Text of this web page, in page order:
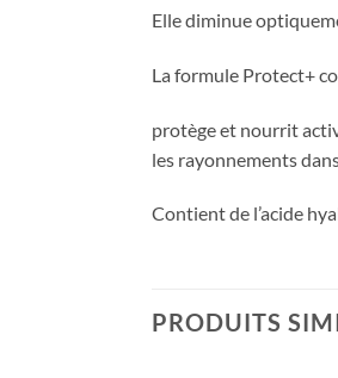
Elle diminue
La formule Protect+
protège et nourrit
les rayonnements
Contient de l’acide
PRODUITS